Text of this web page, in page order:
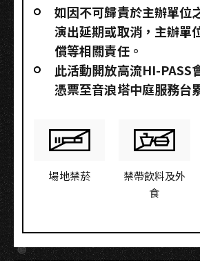
如因不可歸責於主辦單位
演出延期或取消，主辦單
償等相關責任。
此活動開放高流HI-PASS
憑票至音浪塔中庭服務台
場地禁菸
禁帶飲料及外
食